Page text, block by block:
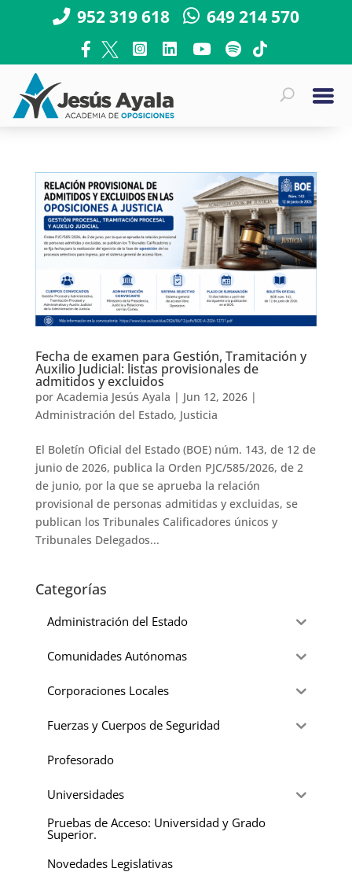
952 319 618 649 214 570
Fecha de examen para Gestión, Tramitación y
Auxilio Judicial: listas provisionales de
admitidos y excluidos
por Academia Jesús Ayala | Jun 12, 2026|
Administración del Estado, Justicia
El Boletín Oficial del Estado (BOE) núm. 143, de 12 de
junio de 2026, publica la Orden PJC/585/2026, de 2
de junio, por la que se aprueba la relación
provisional de personas admitidas y excluidas, se
publican los Tribunales Calificadores únicos y
Tribunales Delegados...
Categorías
Administración del Estado
Comunidades Autónomas
Corporaciones Locales
Fuerzas y Cuerpos de Seguridad
Profesorado
Universidades
Pruebas de Acceso: Universidad y Grado
Superior.
Novedades Legislativas